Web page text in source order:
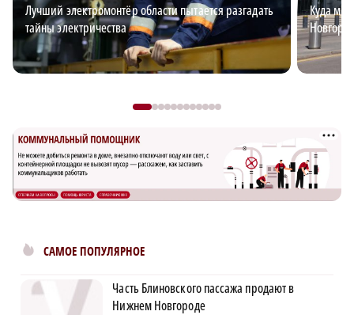
Лучший электромонтёр области пытается разгадать
тайны электричества
Куда
САМОЕ ПОПУЛЯРНОЕ
Часть Блиновского пассажа продают в
Нижнем Новгороде